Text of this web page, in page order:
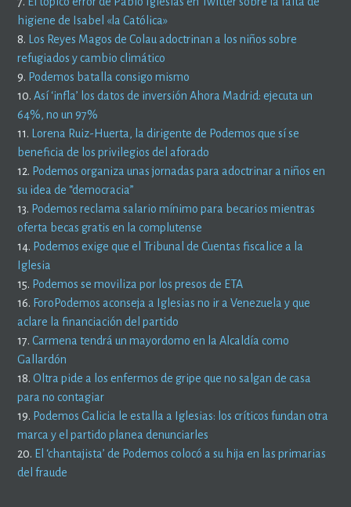
higiene de Isabel «la Católica»
8. Los Reyes Magos de Colau adoctrinan a los niños sobre
refugiados y cambio climático
9. Podemos batalla consigo mismo
10.Así ‘infla’ los datos de inversión Ahora Madrid: ejecuta un
64%, no un 97%
11. Lorena Ruiz-Huerta, la dirigente de Podemos que sí se
beneficia de los privilegios del aforado
12. Podemos organiza unas jornadas para adoctrinar a niños en
su idea de “democracia”
13. Podemos reclama salario mínimo para becarios mientras
oferta becas gratis en la complutense
14. Podemos exige que el Tribunal de Cuentas fiscalice a la
Iglesia
15. Podemos se moviliza por los presos de ETA
16. ForoPodemos aconseja a Iglesias no ir a Venezuela y que
aclare la financiación del partido
17.Carmena tendrá un mayordomo en la Alcaldía como
Gallardón
18.Oltra pide a los enfermos de gripe que no salgan de casa
para no contagiar
19. Podemos Galicia le estalla a Iglesias: los críticos fundan otra
marca y el partido planea denunciarles
20. El ‘chantajista’ de Podemos colocó a su hija en las primarias
del fraude